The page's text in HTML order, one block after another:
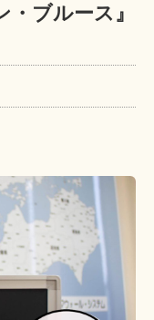
ブルース』